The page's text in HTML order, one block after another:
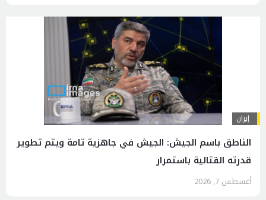
إيران
الناطق باسم الجيش: الجيش في جاهزية تامة ويتم تطوير
قدرته القتالية باستمرار
أغسطس 7, 2026